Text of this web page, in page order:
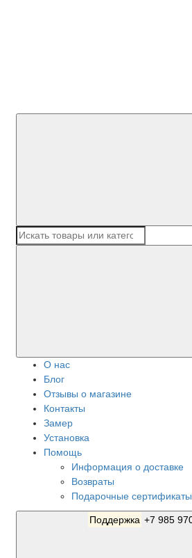
О нас
Блог
Отзывы о магазине
Контакты
Замер
Установка
Помощь
Информация о доставке
Возвраты
Подарочные сертификаты
Поддержка